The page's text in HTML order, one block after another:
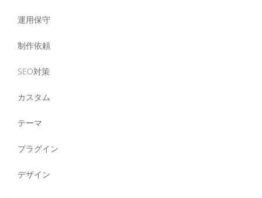
運用保守
制作依頼
SEO対策
カスタム
テーマ
プラグイン
デザイン